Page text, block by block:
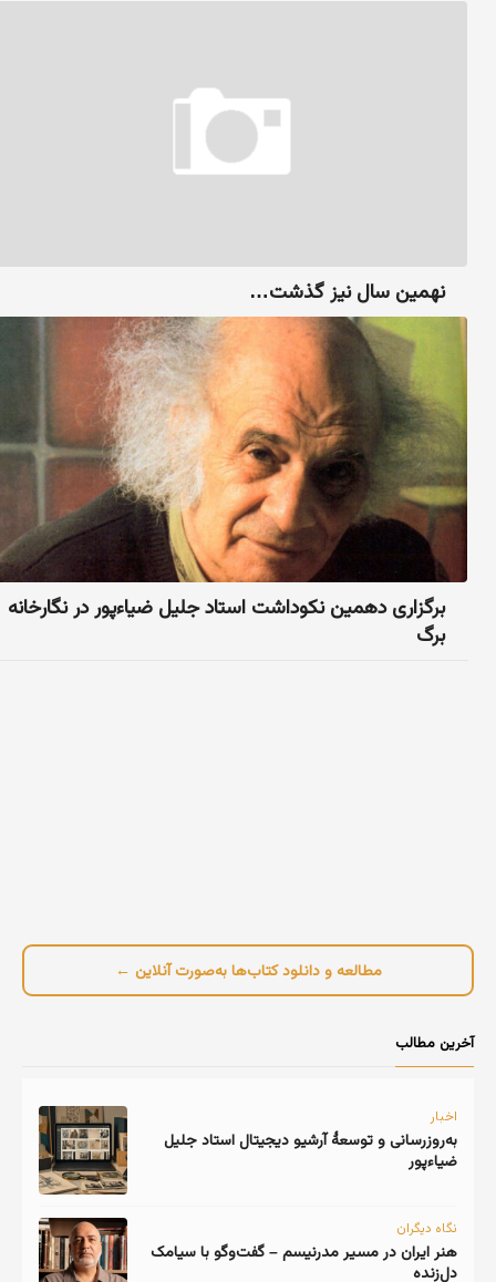
نهمین سال نیز گذشت…
برگزاری دهمین نکوداشت استاد جلیل ضیاءپور در نگارخانه
برگ
مطالعه و دانلود کتاب‌ها به‌صورت آنلاین ←
آخرین مطالب
اخبار
به‌روزرسانی و توسعهٔ آرشیو دیجیتال استاد جلیل
ضیاءپور
نگاه دیگران
هنر ایران در مسیر مدرنیسم – گفت‌وگو با سیامک
دل‌زنده